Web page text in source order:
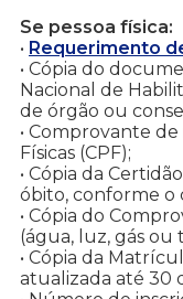
Se pessoa física:
• Requerimento
• Cópia do
Nacional de
de órgão ou
• Comprovante
Físicas (CPF);
• Cópia da
óbito, conforme o
• Cópia do
(água, luz, gás ou
• Cópia da
atualizada até 30